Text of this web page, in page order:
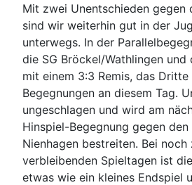
Mit zwei Unentschieden gegen
sind wir weiterhin gut in der
unterwegs. In der
die SG Bröckel/Wathlingen und
mit einem 3:3 Remis, das
Begegnungen an diesem Tag.
ungeschlagen und wird am
Hinspiel-Begegnung gegen
Nienhagen bestreiten. Bei noch
verbleibenden Spieltagen ist
etwas wie ein kleines Endspiel